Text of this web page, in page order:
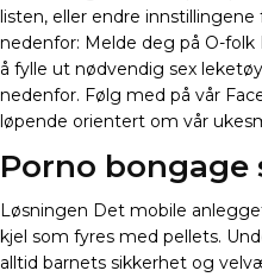
listen, eller endre
nedenfor: Melde deg på O-
å fylle ut nødvendig sex
nedenfor. Følg med på vår
løpende orientert om vår
Porno bongage
Løsningen Det mobile
kjel som fyres med pellets.
alltid barnets sikkerhet og